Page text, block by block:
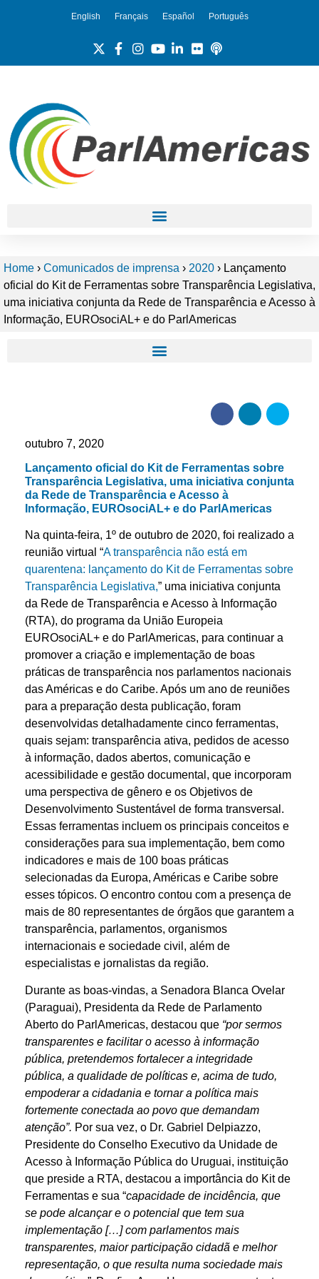
English Français Español Português
Home › Comunicados de imprensa › 2020 › Lançamento
oficial do Kit de Ferramentas sobre Transparência Legislativa,
uma iniciativa conjunta da Rede de Transparência e Acesso à
Informação, EUROsociAL+ e do ParlAmericas
outubro 7, 2020
Lançamento oficial do Kit de Ferramentas sobre
Transparência Legislativa, uma iniciativa conjunta
da Rede de Transparência e Acesso à
Informação, EUROsociAL+ e do ParlAmericas
Na quinta-feira, 1º de outubro de 2020, foi realizado a
reunião virtual “A transparência não está em
quarentena: lançamento do Kit de Ferramentas sobre
Transparência Legislativa,” uma iniciativa conjunta
da Rede de Transparência e Acesso à Informação
(RTA), do programa da União Europeia
EUROsociAL+ e do ParlAmericas, para continuar a
promover a criação e implementação de boas
práticas de transparência nos parlamentos nacionais
das Américas e do Caribe. Após um ano de reuniões
para a preparação desta publicação, foram
desenvolvidas detalhadamente cinco ferramentas,
quais sejam: transparência ativa, pedidos de acesso
à informação, dados abertos, comunicação e
acessibilidade e gestão documental, que incorporam
uma perspectiva de gênero e os Objetivos de
Desenvolvimento Sustentável de forma transversal.
Essas ferramentas incluem os principais conceitos e
considerações para sua implementação, bem como
indicadores e mais de 100 boas práticas
selecionadas da Europa, Américas e Caribe sobre
esses tópicos. O encontro contou com a presença de
mais de 80 representantes de órgãos que garantem a
transparência, parlamentos, organismos
internacionais e sociedade civil, além de
especialistas e jornalistas da região.
Durante as boas-vindas, a Senadora Blanca Ovelar
(Paraguai), Presidenta da Rede de Parlamento
Aberto do ParlAmericas, destacou que “por sermos
transparentes e facilitar o acesso à informação
pública, pretendemos fortalecer a integridade
pública, a qualidade de políticas e, acima de tudo,
empoderar a cidadania e tornar a política mais
fortemente conectada ao povo que demandam
atenção”. Por sua vez, o Dr. Gabriel Delpiazzo,
Presidente do Conselho Executivo da Unidade de
Acesso à Informação Pública do Uruguai, instituição
que preside a RTA, destacou a importância do Kit de
Ferramentas e sua “capacidade de incidência, que
se pode alcançar e o potencial que tem sua
implementação […] com parlamentos mais
transparentes, maior participação cidadã e melhor
representação, o que resulta numa sociedade mais